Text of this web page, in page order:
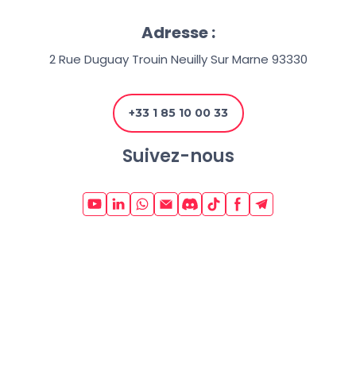
Adresse :
2 Rue Duguay Trouin Neuilly Sur Marne 93330
+33 1 85 10 00 33
Suivez-nous